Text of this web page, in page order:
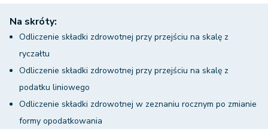
Na skróty:
Odliczenie składki zdrowotnej przy przejściu na skalę z
ryczałtu
Odliczenie składki zdrowotnej przy przejściu na skalę z
podatku liniowego
Odliczenie składki zdrowotnej w zeznaniu rocznym po zmianie
formy opodatkowania